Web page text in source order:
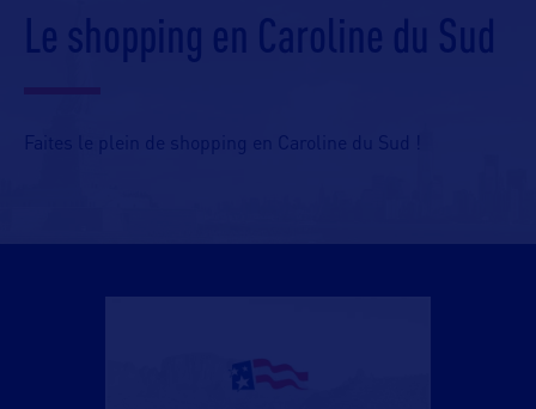
Le shopping en Caroline du Sud
Faites le plein de shopping en Caroline du Sud !